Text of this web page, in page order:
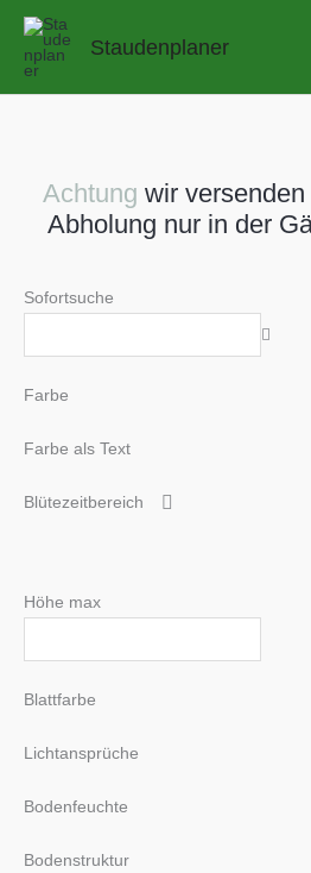
Zum
springen
Staudenplaner
Achtung wir
Abholung nur in der
Sofortsuche
Farbe
Farbe als Text
Blütezeitbereich
Höhe max
Blattfarbe
Lichtansprüche
Bodenfeuchte
Bodenstruktur